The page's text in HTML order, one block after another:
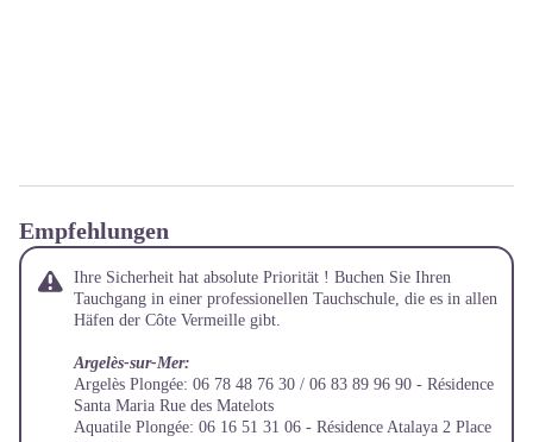
Empfehlungen
Ihre Sicherheit hat absolute Priorität ! Buchen Sie Ihren
Tauchgang in einer professionellen Tauchschule, die es in allen
Häfen der Côte Vermeille gibt.
Argelès-sur-Mer:
Argelès Plongée: 06 78 48 76 30 / 06 83 89 96 90 - Résidence
Santa Maria Rue des Matelots
Aquatile Plongée: 06 16 51 31 06 - Résidence Atalaya 2 Place